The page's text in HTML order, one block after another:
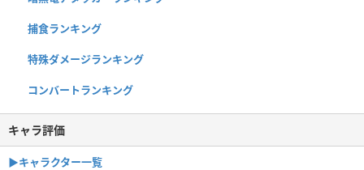
捕食ランキング
特殊ダメージランキング
コンバートランキング
キャラ評価
▶︎キャラクター一覧